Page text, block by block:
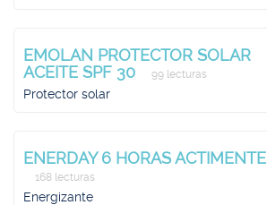
EMOLAN PROTECTOR SOLAR
ACEITE SPF 30
99 lecturas
Protector solar
ENERDAY 6 HORAS ACTIMENTE
168 lecturas
Energizante